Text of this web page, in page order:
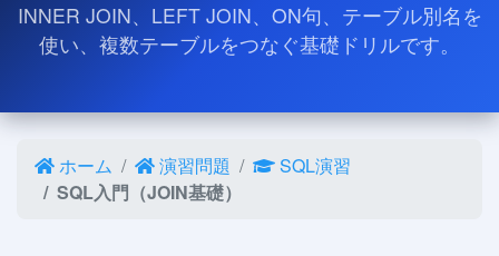
INNER JOIN、LEFT JOIN、ON句、テーブル別名を
使い、複数テーブルをつなぐ基礎ドリルです。
ホーム 演習問題
SQL演習
SQL入門（JOIN基礎）